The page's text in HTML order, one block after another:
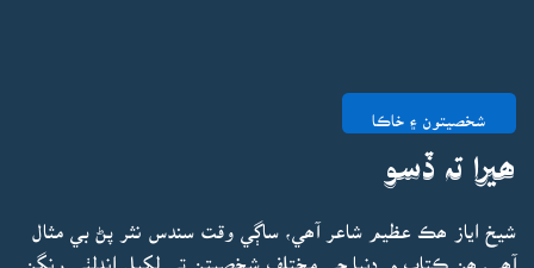
شخصيتون ۽ خاڪا
ھيرا تہ ڏسو
شيخ اياز ھڪ عظيم شاعر آھي، ساڳي وقت سندس نثر پڻ بي مثال
آھي. ھن ڪتاب ۾ دنيا جي مختلف شخصيتن تي لکيل انڊلٺي رنگن